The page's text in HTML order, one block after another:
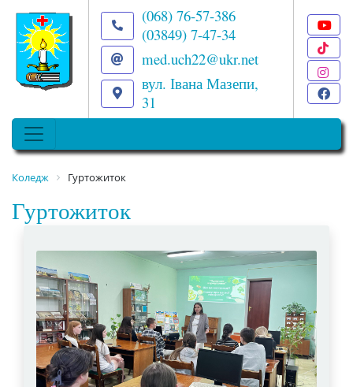
(068) 76-57-386
(03849) 7-47-34
med.uch22@ukr.net
вул. Івана Мазепи,
31
Коледж Гуртожиток
Гуртожиток